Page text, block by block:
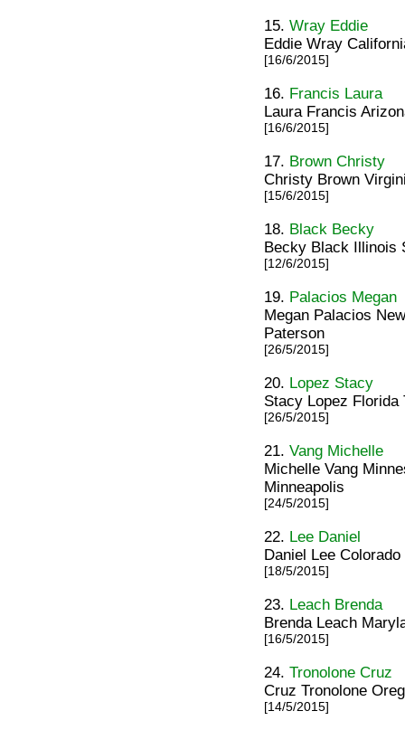
15.Wray Eddie
Eddie Wray
[16/6/2015]
16. Francis Laura
Laura Francis
[16/6/2015]
17. Brown Christy
Christy Brown
[15/6/2015]
18. Black Becky
Becky Black Illinois
[12/6/2015]
19. Palacios Megan
Megan Palacios
Paterson
[26/5/2015]
20. Lopez Stacy
Stacy Lopez Florida
[26/5/2015]
21.Vang Michelle
Michelle Vang
Minneapolis
[24/5/2015]
22. Lee Daniel
Daniel Lee
[18/5/2015]
23. Leach Brenda
Brenda Leach
[16/5/2015]
24.Tronolone Cruz
Cruz Tronolone
[14/5/2015]